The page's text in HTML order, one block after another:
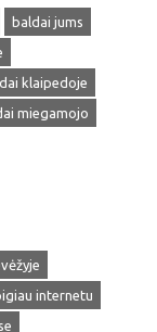
baldai jums
klaipedoje
miegamojo
internetu